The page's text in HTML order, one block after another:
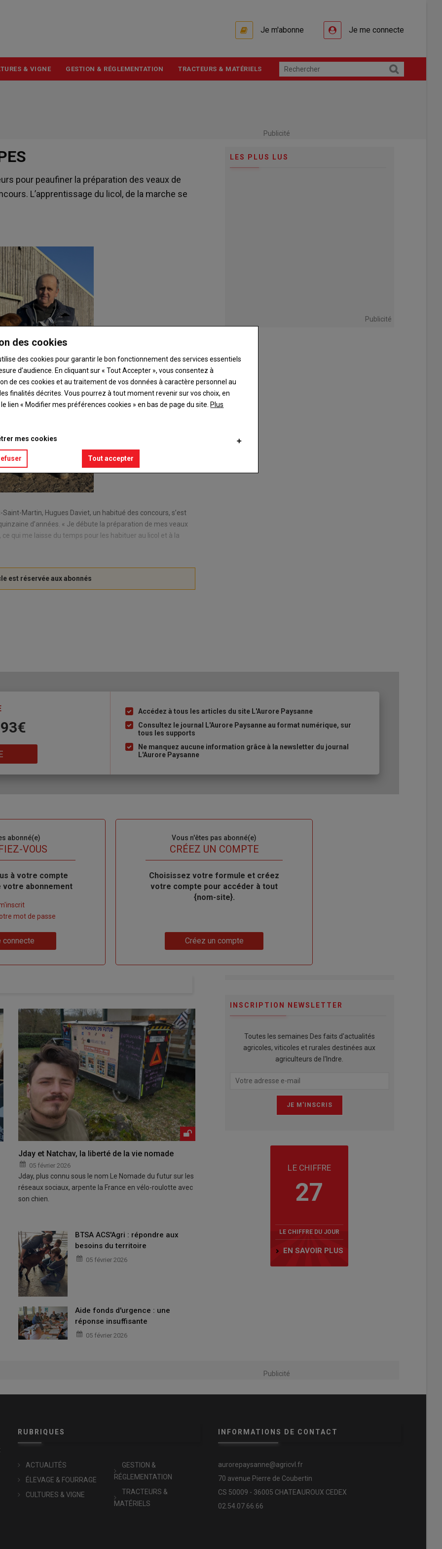
Je m'abonne Je me connecte
& VIGNE GESTION & RÉGLEMENTATION TRACTEURS & MATÉRIELS
Publicité
pour peaufiner la préparation des veaux de
L’apprentissage du licol, de la marche se
Martin, Hugues Daviet, un habitué des concours, s’est
d’années. « Je débute la préparation de mes veaux
qui me laisse du temps pour les habituer au licol et à la
LES PLUS LUS
Publicité
Liste
à
puce
Accédez à tous les articles du site L'Aurore Paysanne
Consultez le journal L'Aurore Paysanne au format numérique, sur
tous les supports
Ne manquez aucune information grâce à la newsletter du journal
L'Aurore Paysanne
abonné(e)
VOUS
à votre compte
abonnement
mot de passe
connecte
Vous n'êtes pas abonné(e)
TITRECRÉEZ UN COMPTE
Body
Choisissez votre formule et créez
votre compte pour accéder à tout
{nom-site}.
Créez un compte
Jday et Natchav, la liberté de la vie nomade
05 février 2026
Jday, plus connu sous le nom Le Nomade du futur sur les
réseaux sociaux, arpente la France en vélo-roulotte avec
son chien.
BTSA ACS'Agri : répondre aux
besoins du territoire
05 février 2026
Aide fonds d'urgence : une
réponse insuffisante
05 février 2026
INSCRIPTION NEWSLETTER
Toutes les semaines Des faits d'actualités
agricoles, viticoles et rurales destinées aux
agriculteurs de l'Indre.
LE CHIFFRE
27
LE CHIFFRE DU JOUR
EN SAVOIR PLUS
Publicité
RUBRIQUES
ACTUALITÉS
ÉLEVAGE & FOURRAGE
CULTURES & VIGNE
GESTION &
RÉGLEMENTATION
TRACTEURS &
MATÉRIELS
INFORMATIONS DE CONTACT
aurorepaysanne@agricvl.fr
70 avenue Pierre de Coubertin
CS 50009 - 36005 CHATEAUROUX CEDEX
02.54.07.66.66
des cookies
des cookies pour garantir le bon fonctionnement des services essentiels
d’audience. En cliquant sur « Tout Accepter », vous consentez à
de ces cookies et au traitement de vos données à caractère personnel au
finalités décrites. Vous pourrez à tout moment revenir sur vos choix, en
lien « Modifier mes préférences cookies » en bas de page du site. Plus
mes cookies
Tout accepter